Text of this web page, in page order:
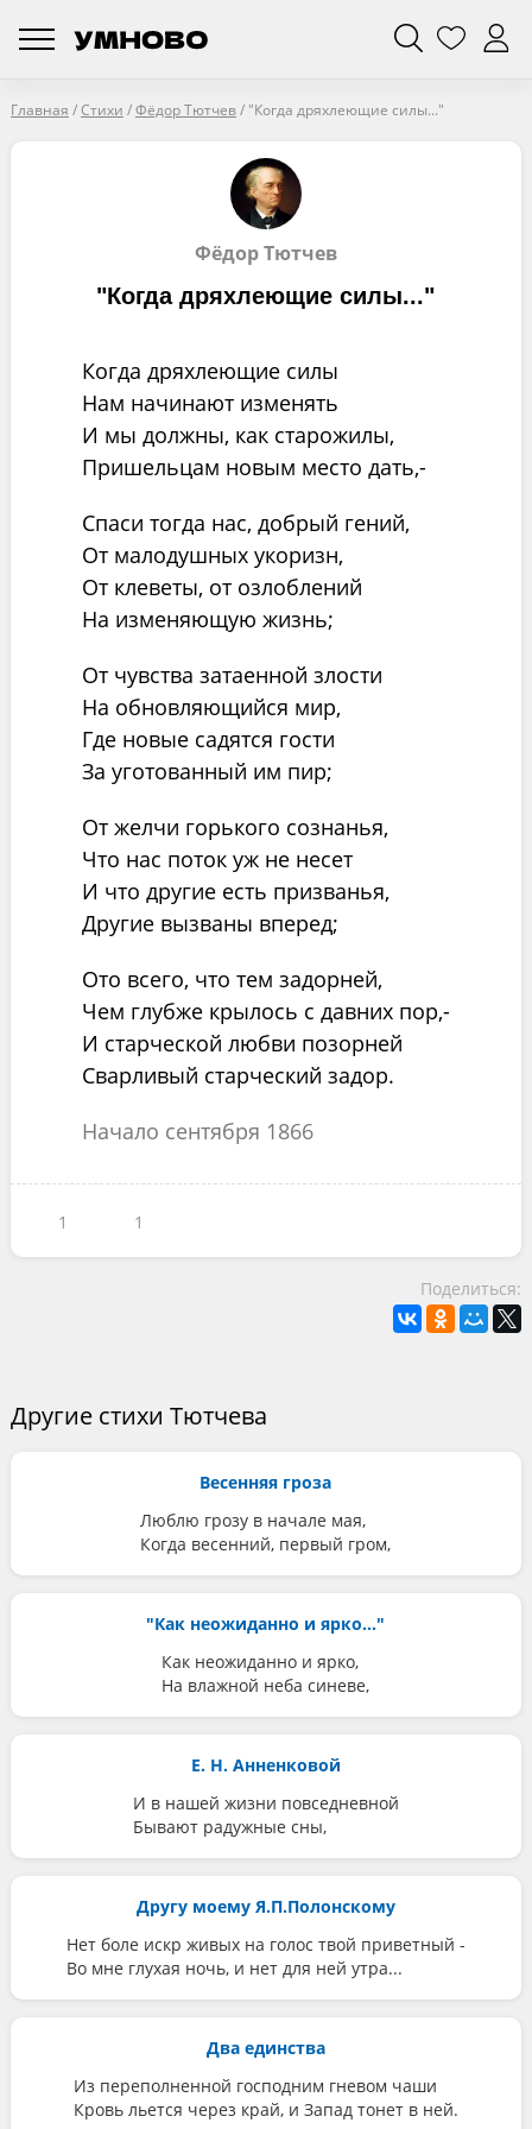
Главная /Стихи /Фёдор Тютчев/ "Когда дряхлеющие силы..."
Фёдор Тютчев
"Когда дряхлеющие силы..."
Когда дряхлеющие силы
Нам начинают изменять
И мы должны, как старожилы,
Пришельцам новым место дать,-
Спаси тогда нас, добрый гений,
От малодушных укоризн,
От клеветы, от озлоблений
На изменяющую жизнь;
От чувства затаенной злости
На обновляющийся мир,
Где новые садятся гости
За уготованный им пир;
От желчи горького сознанья,
Что нас поток уж не несет
И что другие есть призванья,
Другие вызваны вперед;
Ото всего, что тем задорней,
Чем глубже крылось с давних пор,-
И старческой любви позорней
Сварливый старческий задор.
Начало сентября 1866
1 1
Поделиться:
Другие стихи Тютчева
Весенняя гроза
Люблю грозу в начале мая,
Когда весенний, первый гром,
"Как неожиданно и ярко..."
Как неожиданно и ярко,
На влажной неба синеве,
Е. Н. Анненковой
И в нашей жизни повседневной
Бывают радужные сны,
Другу моему Я.П.Полонскому
Нет боле искр живых на голос твой приветный -
Во мне глухая ночь, и нет для ней утра...
Два единства
Из переполненной господним гневом чаши
Кровь льется через край, и Запад тонет в ней.